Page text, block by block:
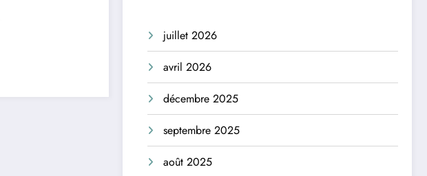
juillet 2026
avril 2026
décembre 2025
septembre 2025
août 2025